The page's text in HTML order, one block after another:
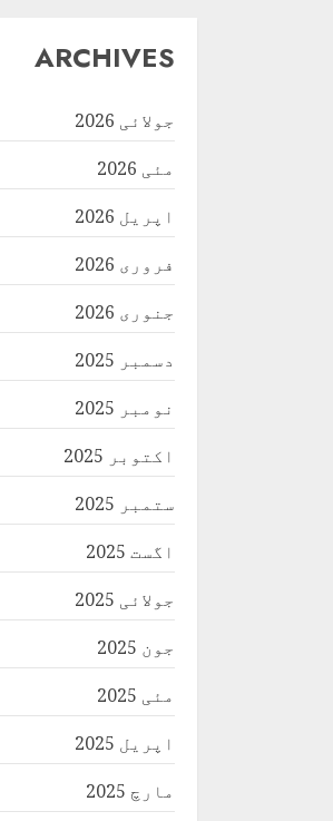
ARCHIVES
جولائی 2026
مئی 2026
اپریل 2026
فروری 2026
جنوری 2026
دسمبر 2025
نومبر 2025
اکتوبر 2025
ستمبر 2025
اگست 2025
جولائی 2025
جون 2025
مئی 2025
اپریل 2025
مارچ 2025